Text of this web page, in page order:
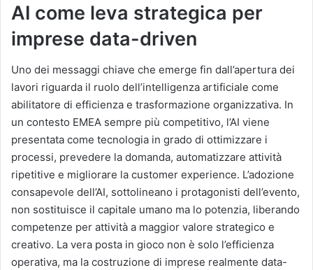
AI come leva strategica per
imprese data-driven
Uno dei messaggi chiave che emerge fin dall’apertura dei
lavori riguarda il ruolo dell’intelligenza artificiale come
abilitatore di efficienza e trasformazione organizzativa. In
un contesto EMEA sempre più competitivo, l’AI viene
presentata come tecnologia in grado di ottimizzare i
processi, prevedere la domanda, automatizzare attività
ripetitive e migliorare la customer experience. L’adozione
consapevole dell’AI, sottolineano i protagonisti dell’evento,
non sostituisce il capitale umano ma lo potenzia, liberando
competenze per attività a maggior valore strategico e
creativo. La vera posta in gioco non è solo l’efficienza
operativa, ma la costruzione di imprese realmente data-